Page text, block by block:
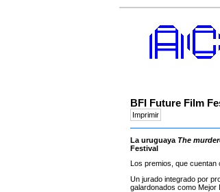
BFI Future Film
La uruguaya The
Festival
Los premios, que
Un jurado integrado por
galardonados como Mejor